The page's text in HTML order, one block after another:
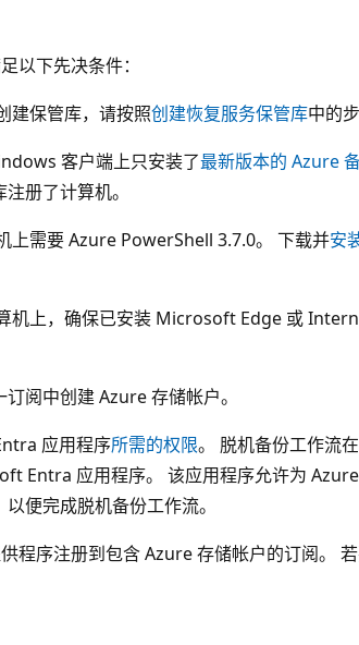
以下先决条件：
建保管库，请按照创建恢复服务保管库中的
客户端上只安装了最新版本的 Azure
册了计算机。
上需要 Azure PowerShell 3.7.0。 下载并安
机上，确保已安装 Microsoft Edge 或
阅中创建 Azure 存储帐户。
应用程序所需的权限。 脱机备份工作流
Entra 应用程序。 该应用程序允许为
便完成脱机备份工作流。
程序注册到包含 Azure 存储帐户的订阅。